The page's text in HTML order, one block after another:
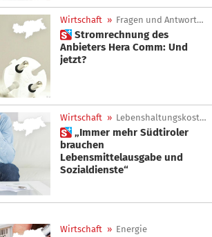
Wirtschaft » Fragen und Antworten
 Stromrechnung des
Anbieters Hera Comm: Und
jetzt?
Wirtschaft » Lebenshaltungskosten
 „Immer mehr Südtiroler
brauchen
Lebensmittelausgabe und
Sozialdienste“
Wirtschaft » Energie